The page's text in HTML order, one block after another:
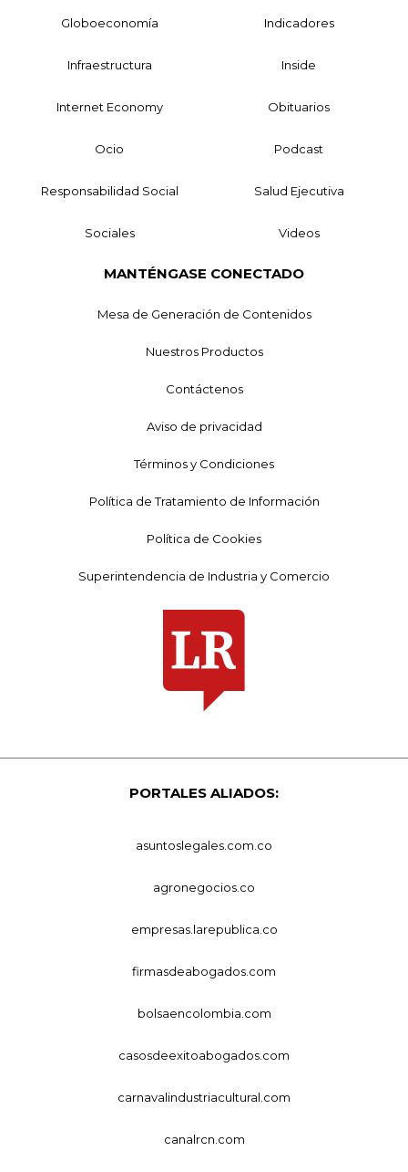
Globoeconomía Indicadores
Infraestructura Inside
Internet Economy Obituarios
Ocio Podcast
Responsabilidad Social Salud Ejecutiva
Sociales Videos
MANTÉNGASE CONECTADO
Mesa de Generación de Contenidos
Nuestros Productos
Contáctenos
Aviso de privacidad
Términos y Condiciones
Política de Tratamiento de Información
Política de Cookies
Superintendencia de Industria y Comercio
PORTALES ALIADOS:
asuntoslegales.com.co
agronegocios.co
empresas.larepublica.co
firmasdeabogados.com
bolsaencolombia.com
casosdeexitoabogados.com
carnavalindustriacultural.com
canalrcn.com